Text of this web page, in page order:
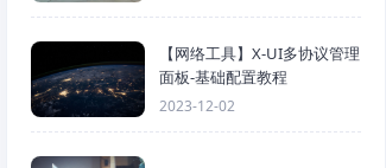
【网络工具】X-UI多协议管理
面板-基础配置教程
2023-12-02